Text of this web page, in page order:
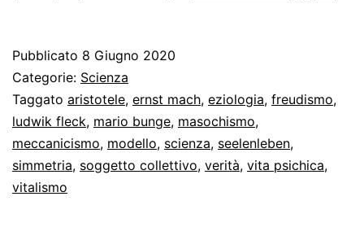
Pubblicato 8 Giugno 2020
Categorie: Scienza
Taggato aristotele, ernst mach, eziologia, freudismo,
ludwik fleck, mario bunge, masochismo,
meccanicismo, modello, scienza, seelenleben,
simmetria, soggetto collettivo, verità, vita psichica,
vitalismo